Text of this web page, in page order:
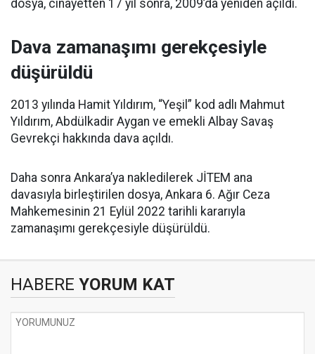
dosya, cinayetten 17 yıl sonra, 2009’da yeniden açıldı.
Dava zamanaşımı gerekçesiyle
düşürüldü
2013 yılında Hamit Yıldırım, “Yeşil” kod adlı Mahmut
Yıldırım, Abdülkadir Aygan ve emekli Albay Savaş
Gevrekçi hakkında dava açıldı.
Daha sonra Ankara’ya nakledilerek JİTEM ana
davasıyla birleştirilen dosya, Ankara 6. Ağır Ceza
Mahkemesinin 21 Eylül 2022 tarihli kararıyla
zamanaşımı gerekçesiyle düşürüldü.
HABERE YORUM KAT